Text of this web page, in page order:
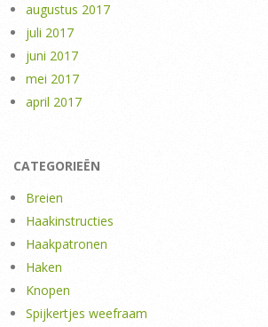
augustus 2017
juli 2017
juni 2017
mei 2017
april 2017
CATEGORIEËN
Breien
Haakinstructies
Haakpatronen
Haken
Knopen
Spijkertjes weefraam